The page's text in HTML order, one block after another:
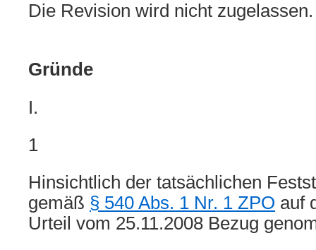
Die Revision wird nicht zugelassen.
Gründe
I.
1
Hinsichtlich der tatsächlichen
gemäß § 540 Abs. 1 Nr. 1 ZPO auf
Urteil vom 25.11.2008 Bezug